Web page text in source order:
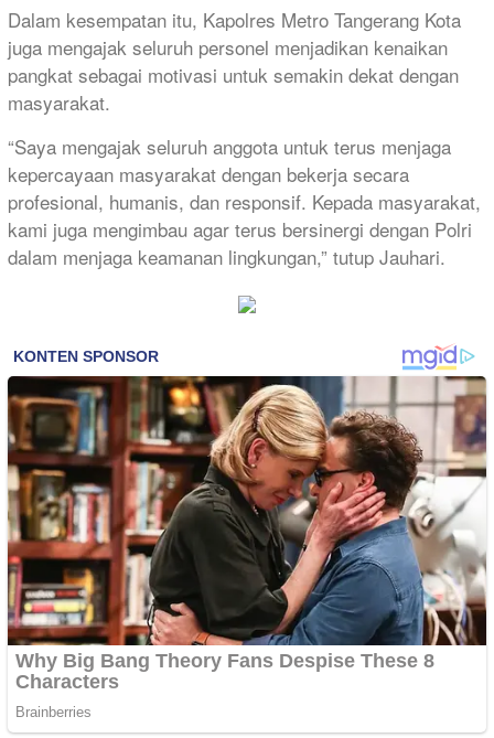
Dalam kesempatan itu, Kapolres Metro Tangerang Kota
juga mengajak seluruh personel menjadikan kenaikan
pangkat sebagai motivasi untuk semakin dekat dengan
masyarakat.
“Saya mengajak seluruh anggota untuk terus menjaga
kepercayaan masyarakat dengan bekerja secara
profesional, humanis, dan responsif. Kepada masyarakat,
kami juga mengimbau agar terus bersinergi dengan Polri
dalam menjaga keamanan lingkungan,” tutup Jauhari.